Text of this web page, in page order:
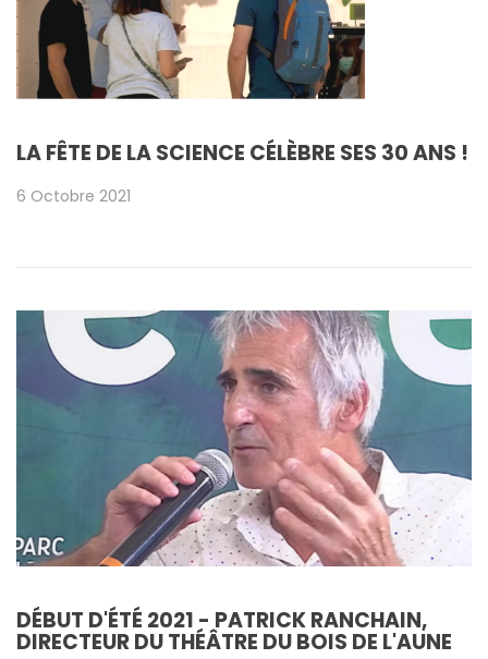
LA FÊTE DE LA SCIENCE CÉLÈBRE SES 30 ANS !
6 Octobre 2021
DÉBUT D'ÉTÉ 2021 - PATRICK RANCHAIN,
DIRECTEUR DU THÉÂTRE DU BOIS DE L'AUNE